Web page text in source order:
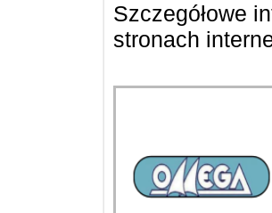
Szczegółowe
stronach